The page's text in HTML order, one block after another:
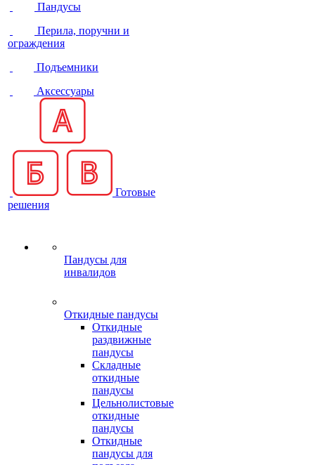
Пандусы
Перила, поручни и
ограждения
Подъемники
Аксессуары
Готовые
решения
Пандусы для
инвалидов
Откидные пандусы
Откидные
раздвижные
пандусы
Складные
откидные
пандусы
Цельнолистовые
откидные
пандусы
Откидные
пандусы для